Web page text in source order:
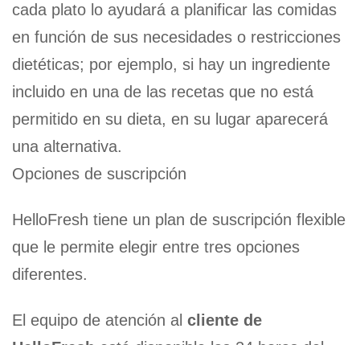
cada plato lo ayudará a planificar las comidas
en función de sus necesidades o restricciones
dietéticas; por ejemplo, si hay un ingrediente
incluido en una de las recetas que no está
permitido en su dieta, en su lugar aparecerá
una alternativa.
Opciones de suscripción
HelloFresh tiene un plan de suscripción flexible
que le permite elegir entre tres opciones
diferentes.
El equipo de atención al cliente de